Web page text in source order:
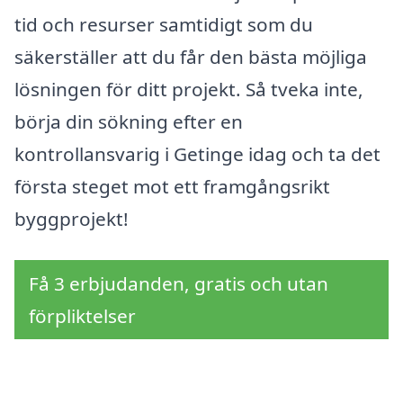
tid och resurser samtidigt som du
säkerställer att du får den bästa möjliga
lösningen för ditt projekt. Så tveka inte,
börja din sökning efter en
kontrollansvarig i Getinge idag och ta det
första steget mot ett framgångsrikt
byggprojekt!
Få 3 erbjudanden, gratis och utan
förpliktelser